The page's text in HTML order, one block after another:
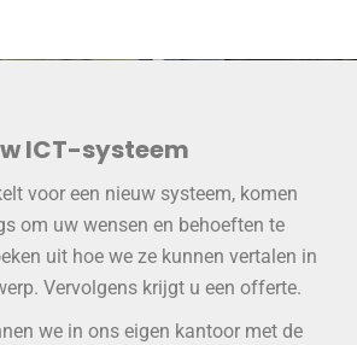
ICT-systeem
voor een nieuw systeem, komen
om uw wensen en behoeften te
uit hoe we ze kunnen vertalen in
Vervolgens krijgt u een offerte.
we in ons eigen kantoor met de